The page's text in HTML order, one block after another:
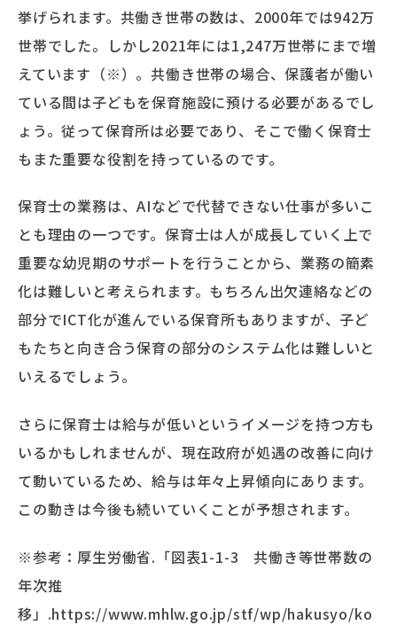
挙げられます。共働き世帯の数は、2000年では942万
世帯でした。しかし2021年には1,247万世帯にまで増
えています（※）。共働き世帯の場合、保護者が働い
ている間は子どもを保育施設に預ける必要があるでし
ょう。従って保育所は必要であり、そこで働く保育士
もまた重要な役割を持っているのです。
保育士の業務は、AIなどで代替できない仕事が多いこ
とも理由の一つです。保育士は人が成長していく上で
重要な幼児期のサポートを行うことから、業務の簡素
化は難しいと考えられます。もちろん出欠連絡などの
部分でICT化が進んでいる保育所もありますが、子ど
もたちと向き合う保育の部分のシステム化は難しいと
いえるでしょう。
さらに保育士は給与が低いというイメージを持つ方も
いるかもしれませんが、現在政府が処遇の改善に向け
て動いているため、給与は年々上昇傾向にあります。
この動きは今後も続いていくことが予想されます。
※参考：厚生労働省.「図表1-1-3 共働き等世帯数の
年次推
移」.https://www.mhlw.go.jp/stf/wp/hakusyo/ko